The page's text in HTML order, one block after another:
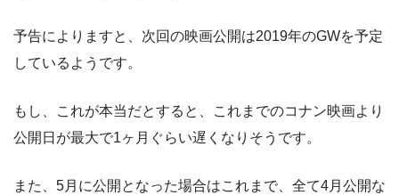
予告によりますと、次回の映画公開は2019年のGWを予定
しているようです。
もし、これが本当だとすると、これまでのコナン映画より
公開日が最大で1ヶ月ぐらい遅くなりそうです。
また、5月に公開となった場合はこれまで、全て4月公開な